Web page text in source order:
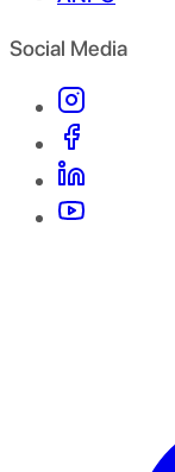
Social Media